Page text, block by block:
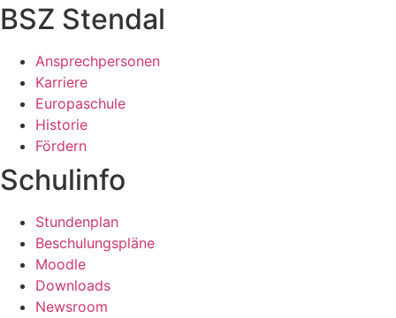
BSZ Stendal
Ansprechpersonen
Karriere
Europaschule
Historie
Fördern
Schulinfo
Stundenplan
Beschulungspläne
Moodle
Downloads
Newsroom